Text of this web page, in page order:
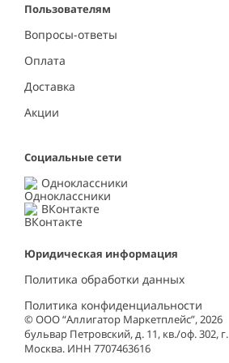
Пользователям
Вопросы-ответы
Оплата
Доставка
Акции
Социальные сети
Одноклассники
ВКонтакте
Юридическая информация
Политика обработки данных
Политика конфиденциальности
© ООО “Аллигатор Маркетплейс”, 2026
бульвар Петровский, д. 11, кв./оф. 302, г.
Москва. ИНН 7707463616